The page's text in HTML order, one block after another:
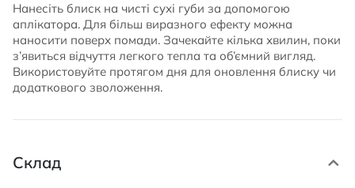
Нанесіть блиск на чисті сухі губи за допомогою
аплікатора. Для більш виразного ефекту можна
наносити поверх помади. Зачекайте кілька хвилин, поки
з’явиться відчуття легкого тепла та об’ємний вигляд.
Використовуйте протягом дня для оновлення блиску чи
додаткового зволоження.
Склад